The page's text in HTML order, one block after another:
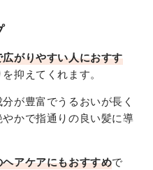
がりやすい人におすす
抑えてくれます。
が豊富でうるおいが長く
かで指通りの良い髪に導
アケアにもおすすめで